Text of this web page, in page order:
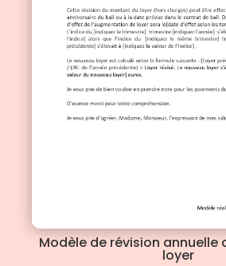
Modèle de révision annuelle
loyer